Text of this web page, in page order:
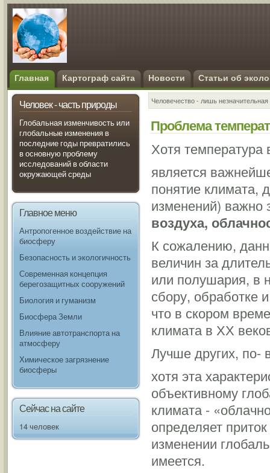
Главная Картограф сайта Новости Статьи об
Человек - часть природы
Глобальная изменчивость или
глобальные изменения в
последние годы превратились
в основную проблему
исследований в области
окружающей среды
Главное меню
Антропогенное воздействие на
биосферу
Безопасность и экологичность
Современная концепция
берегозащитных сооружений
Биология и гуманизм
Биосфера Земли
Влияние автотранспорта на
атмосферу
Химическое загрязнение
биосферы
Сейчас на сайте
14 человек
Человечество - лишь
Проблема
Хотя температура
является
понятие климата,
изменений) важно
воздуха,
К сожалению,
величин за
или полушария, в
сбору, обработке
что в скором
климата в ХХ
Лучше других, по-
хотя эта
объективному
климата -
определяет
изменении
имеется.